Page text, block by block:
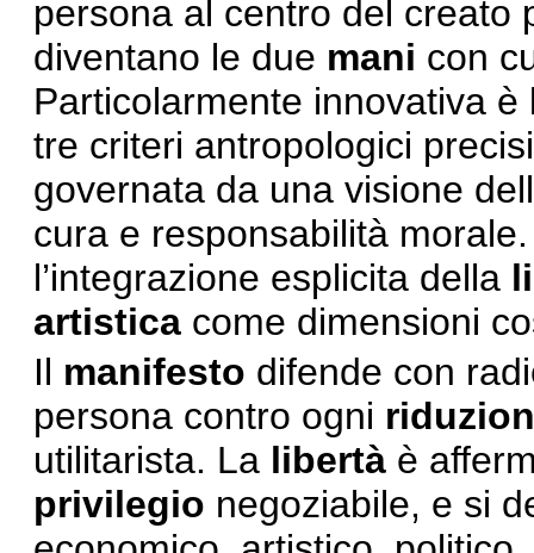
persona al centro del creato
diventano le due mani con
Particolarmente innovativa è
tre criteri antropologici
governata da una visione
cura e responsabilità
l’integrazione esplicita della
artistica come dimensioni
Il manifesto difende con
persona contro ogni
utilitarista. La libertà è
privilegio negoziabile, e si